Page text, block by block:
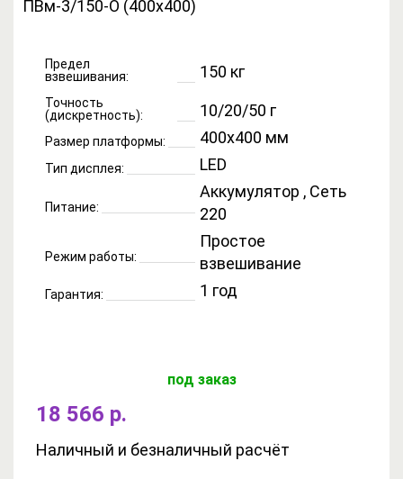
Предел
взвешивания:
150 кг
Точность
(дискретность):
10/20/50 г
Размер платформы: 400x400 мм
Тип дисплея: LED
Питание:
Аккумулятор , Сеть
220
Режим работы:
Простое
взвешивание
Гарантия: 1 год
под заказ
18 566 р.
Наличный и безналичный расчёт